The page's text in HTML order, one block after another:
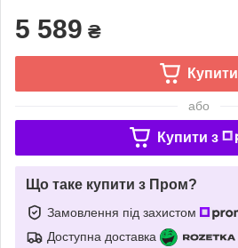
5 589 ₴
Купити
або
Купити з
Що таке купити з Пром?
Замовлення під захистом
Доступна доставка